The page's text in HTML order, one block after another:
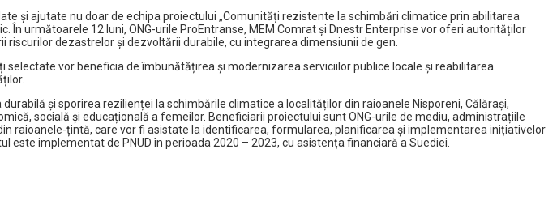
și ajutate nu doar de echipa proiectului „Comunități rezistente la schimbări climatice prin abilitarea
următoarele 12 luni, ONG-urile ProEntranse, MEM Comrat și Dnestr Enterprise vor oferi autorităților
dezastrelor și dezvoltării durabile, cu integrarea dimensiunii de gen.
vor beneficia de îmbunătățirea și modernizarea serviciilor publice locale și reabilitarea
și sporirea rezilienței la schimbările climatice a localităților din raioanele Nisporeni, Călărași,
socială și educațională a femeilor. Beneficiarii proiectului sunt ONG-urile de mediu, administrațiile
raioanele-țintă, care vor fi asistate la identificarea, formularea, planificarea și implementarea inițiativelor
implementat de PNUD în perioada 2020 – 2023, cu asistența financiară a Suediei.